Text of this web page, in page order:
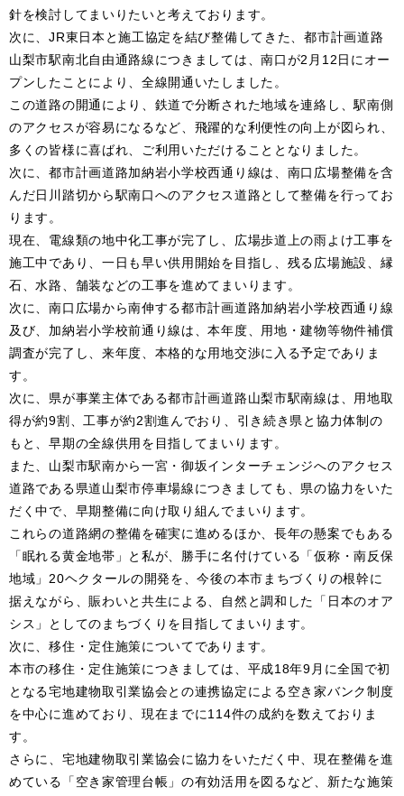
針を検討してまいりたいと考えております。
次に、JR東日本と施工協定を結び整備してきた、都市計画道路
山梨市駅南北自由通路線につきましては、南口が2月12日にオー
プンしたことにより、全線開通いたしました。
この道路の開通により、鉄道で分断された地域を連絡し、駅南側
のアクセスが容易になるなど、飛躍的な利便性の向上が図られ、
多くの皆様に喜ばれ、ご利用いただけることとなりました。
次に、都市計画道路加納岩小学校西通り線は、南口広場整備を含
んだ日川踏切から駅南口へのアクセス道路として整備を行ってお
ります。
現在、電線類の地中化工事が完了し、広場歩道上の雨よけ工事を
施工中であり、一日も早い供用開始を目指し、残る広場施設、縁
石、水路、舗装などの工事を進めてまいります。
次に、南口広場から南伸する都市計画道路加納岩小学校西通り線
及び、加納岩小学校前通り線は、本年度、用地・建物等物件補償
調査が完了し、来年度、本格的な用地交渉に入る予定でありま
す。
次に、県が事業主体である都市計画道路山梨市駅南線は、用地取
得が約9割、工事が約2割進んでおり、引き続き県と協力体制の
もと、早期の全線供用を目指してまいります。
また、山梨市駅南から一宮・御坂インターチェンジへのアクセス
道路である県道山梨市停車場線につきましても、県の協力をいた
だく中で、早期整備に向け取り組んでまいります。
これらの道路網の整備を確実に進めるほか、長年の懸案でもある
「眠れる黄金地帯」と私が、勝手に名付けている「仮称・南反保
地域」20ヘクタールの開発を、今後の本市まちづくりの根幹に
据えながら、賑わいと共生による、自然と調和した「日本のオア
シス」としてのまちづくりを目指してまいります。
次に、移住・定住施策についてであります。
本市の移住・定住施策につきましては、平成18年9月に全国で初
となる宅地建物取引業協会との連携協定による空き家バンク制度
を中心に進めており、現在までに114件の成約を数えておりま
す。
さらに、宅地建物取引業協会に協力をいただく中、現在整備を進
めている「空き家管理台帳」の有効活用を図るなど、新たな施策